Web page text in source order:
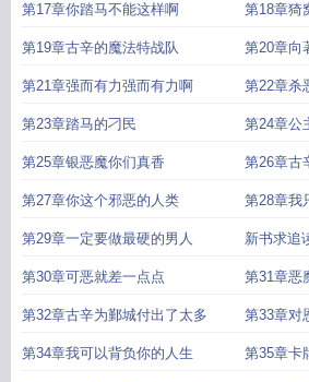
第17章你踏马不能这样啊 第18章猗
第19章古辛的魔法特战队 第20章向
第21章强而有力强而有力啊 第22章杀
第23章踏马的刁民 第24章公
第25章银恶魔你们真香 第26章古
第27章你这个邪恶的人类 第28章我
第29章一定要做最硬的男人 新书求追
第30章可恶就差一点点 第31章恶
第32章古辛为鄞城付出了太多 第33章对
第34章我可以背负你的人生 第35章卡